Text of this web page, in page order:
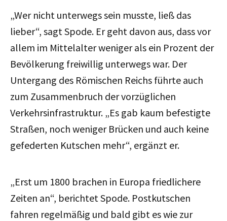
„Wer nicht unterwegs sein musste, ließ das
lieber“, sagt Spode. Er geht davon aus, dass vor
allem im Mittelalter weniger als ein Prozent der
Bevölkerung freiwillig unterwegs war. Der
Untergang des Römischen Reichs führte auch
zum Zusammenbruch der vorzüglichen
Verkehrsinfrastruktur. „Es gab kaum befestigte
Straßen, noch weniger Brücken und auch keine
gefederten Kutschen mehr“, ergänzt er.
„Erst um 1800 brachen in Europa friedlichere
Zeiten an“, berichtet Spode. Postkutschen
fahren regelmäßig und bald gibt es wie zur